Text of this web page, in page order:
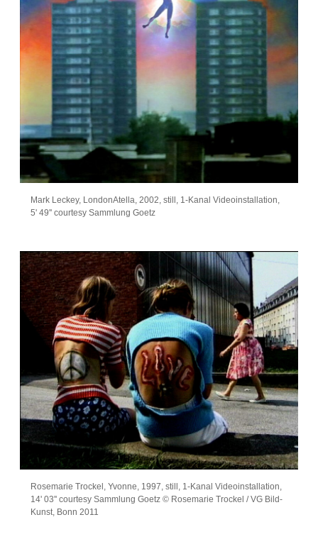
Mark Leckey, LondonAtella, 2002, still, 1-Kanal Videoinstallation,
5' 49'' courtesy Sammlung Goetz
Rosemarie Trockel, Yvonne, 1997, still, 1-Kanal Videoinstallation,
14' 03'' courtesy Sammlung Goetz © Rosemarie Trockel / VG Bild-
Kunst, Bonn 2011